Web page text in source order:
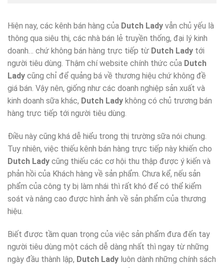
Hiện nay, các kênh bán hàng của Dutch Lady vẫn chủ yếu là
thông qua siêu thị, các nhà bán lẻ truyền thống, đại lý kinh
doanh… chứ không bán hàng trực tiếp từ Dutch Lady tới
người tiêu dùng. Thậm chí website chính thức của Dutch
Lady cũng chỉ để quảng bá về thương hiệu chứ không đề
giá bán. Vậy nên, giống như các doanh nghiệp sản xuất và
kinh doanh sữa khác, Dutch Lady không có chủ trương bán
hàng trực tiếp tới người tiêu dùng.
Điều này cũng khá dễ hiểu trong thị trường sữa nói chung.
Tuy nhiên, việc thiếu kênh bán hàng trực tiếp này khiến cho
Dutch Lady cũng thiếu các cơ hội thu thập được ý kiến và
phản hồi của Khách hàng về sản phẩm. Chưa kể, nếu sản
phẩm của công ty bị làm nhái thì rất khó để có thể kiểm
soát và nâng cao được hình ảnh về sản phẩm của thương
hiệu.
Biết được tầm quan trọng của việc sản phẩm đưa đến tay
người tiêu dùng một cách dễ dàng nhất thì ngay từ những
ngày đầu thành lập, Dutch Lady luôn dành những chính sách